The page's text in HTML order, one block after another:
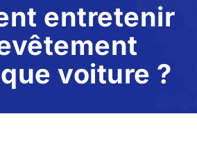
entretenir
voiture ?